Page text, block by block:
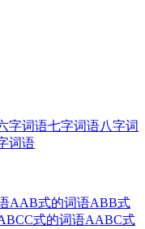
字词语七字词语八字词
词语
AAB式的词语ABB式
式的词语AABC式